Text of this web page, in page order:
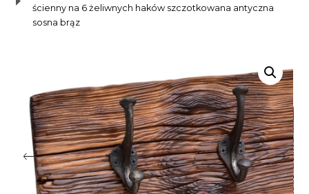
ścienny na 6 żeliwnych haków szczotkowana antyczna
sosna brąz